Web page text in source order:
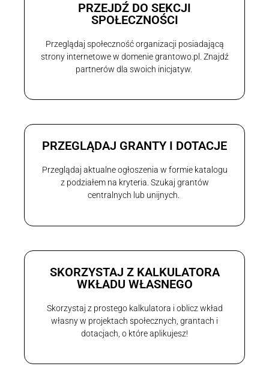
PRZEJDŹ DO SEKCJI
SPOŁECZNOŚCI
Przeglądaj społeczność organizacji posiadającą
strony internetowe w domenie grantowo.pl. Znajdź
partnerów dla swoich inicjatyw.
PRZEGLĄDAJ GRANTY I DOTACJE
Przeglądaj aktualne ogłoszenia w formie katalogu
z podziałem na kryteria. Szukaj grantów
centralnych lub unijnych.
SKORZYSTAJ Z KALKULATORA
WKŁADU WŁASNEGO
Skorzystaj z prostego kalkulatora i oblicz wkład
własny w projektach społecznych, grantach i
dotacjach, o które aplikujesz!